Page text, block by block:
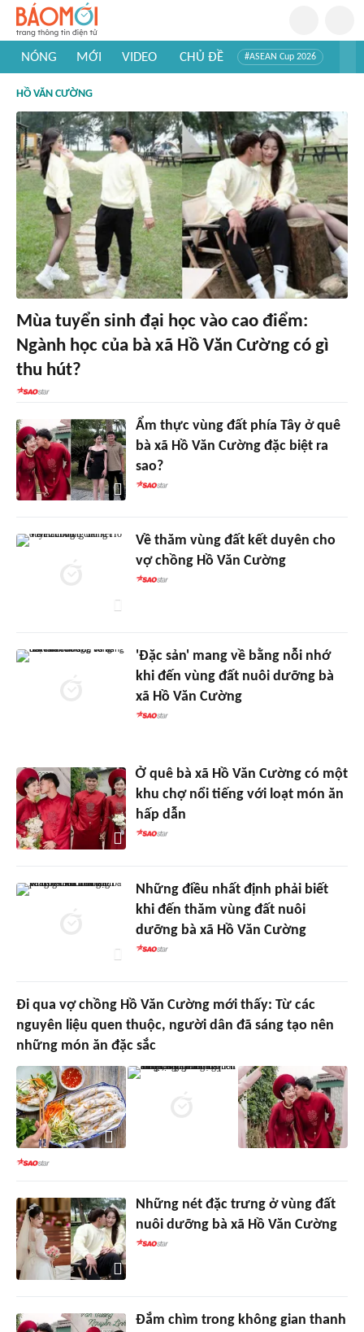
NÓNG MỚI VIDEO CHỦ ĐỀ #ASEAN Cup 2026
#Khám phá thế giới
HỒ VĂN CƯỜNG
Mùa tuyển sinh đại học vào cao điểm:
Ngành học của bà xã Hồ Văn Cường có gì
thu hút?
Ẩm thực vùng đất phía Tây ở quê
bà xã Hồ Văn Cường đặc biệt ra
sao?
Về thăm vùng đất kết duyên cho
vợ chồng Hồ Văn Cường
'Đặc sản' mang về bằng nỗi nhớ
khi đến vùng đất nuôi dưỡng bà
xã Hồ Văn Cường
Ở quê bà xã Hồ Văn Cường có một
khu chợ nổi tiếng với loạt món ăn
hấp dẫn
Những điều nhất định phải biết
khi đến thăm vùng đất nuôi
dưỡng bà xã Hồ Văn Cường
Đi qua vợ chồng Hồ Văn Cường mới thấy: Từ các
nguyên liệu quen thuộc, người dân đã sáng tạo nên
những món ăn đặc sắc
Những nét đặc trưng ở vùng đất
nuôi dưỡng bà xã Hồ Văn Cường
Đắm chìm trong không gian thanh